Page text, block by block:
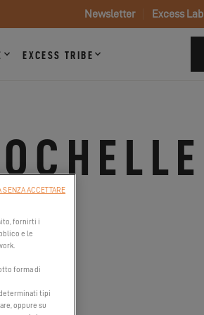
Newsletter Excess Lab
EXCESS TRIBE
fornirti i
e le
forma di
tipi
oppure su
SENZA ACCETTARE